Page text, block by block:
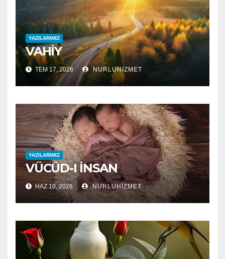
YAZILARIMIZ
VAHİY
TEM 17, 2026 NURLUHIZMET
YAZILARIMIZ
VÜCÛD-I İNSAN
HAZ 10, 2026 NURLUHIZMET